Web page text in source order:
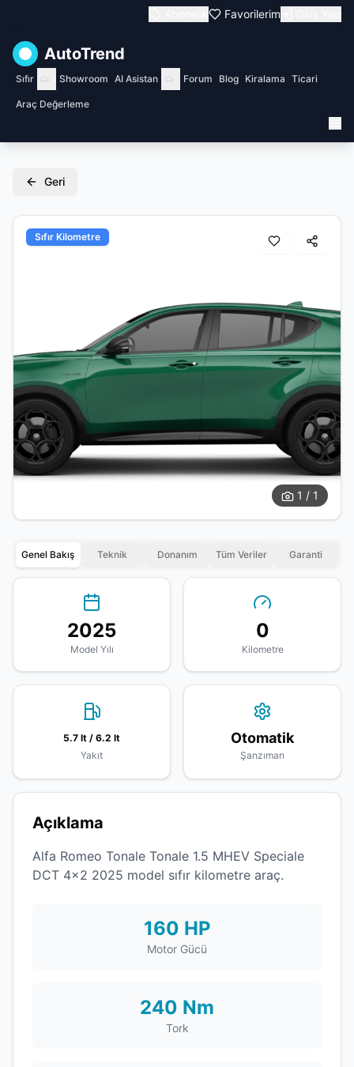
Favorilerim
AutoTrend
Sıfır Showroom AI Asistan Forum Blog Kiralama Ticari
Araç Değerleme
Geri
Sıfır Kilometre
1 / 1
Genel Bakış Teknik Donanım Tüm Veriler Garanti
2025
Model Yılı
0
Kilometre
5.7 lt / 6.2 lt
Yakıt
Otomatik
Şanzıman
Açıklama
Alfa Romeo Tonale Tonale 1.5 MHEV Speciale
DCT 4x2 2025 model sıfır kilometre araç.
160 HP
Motor Gücü
240 Nm
Tork